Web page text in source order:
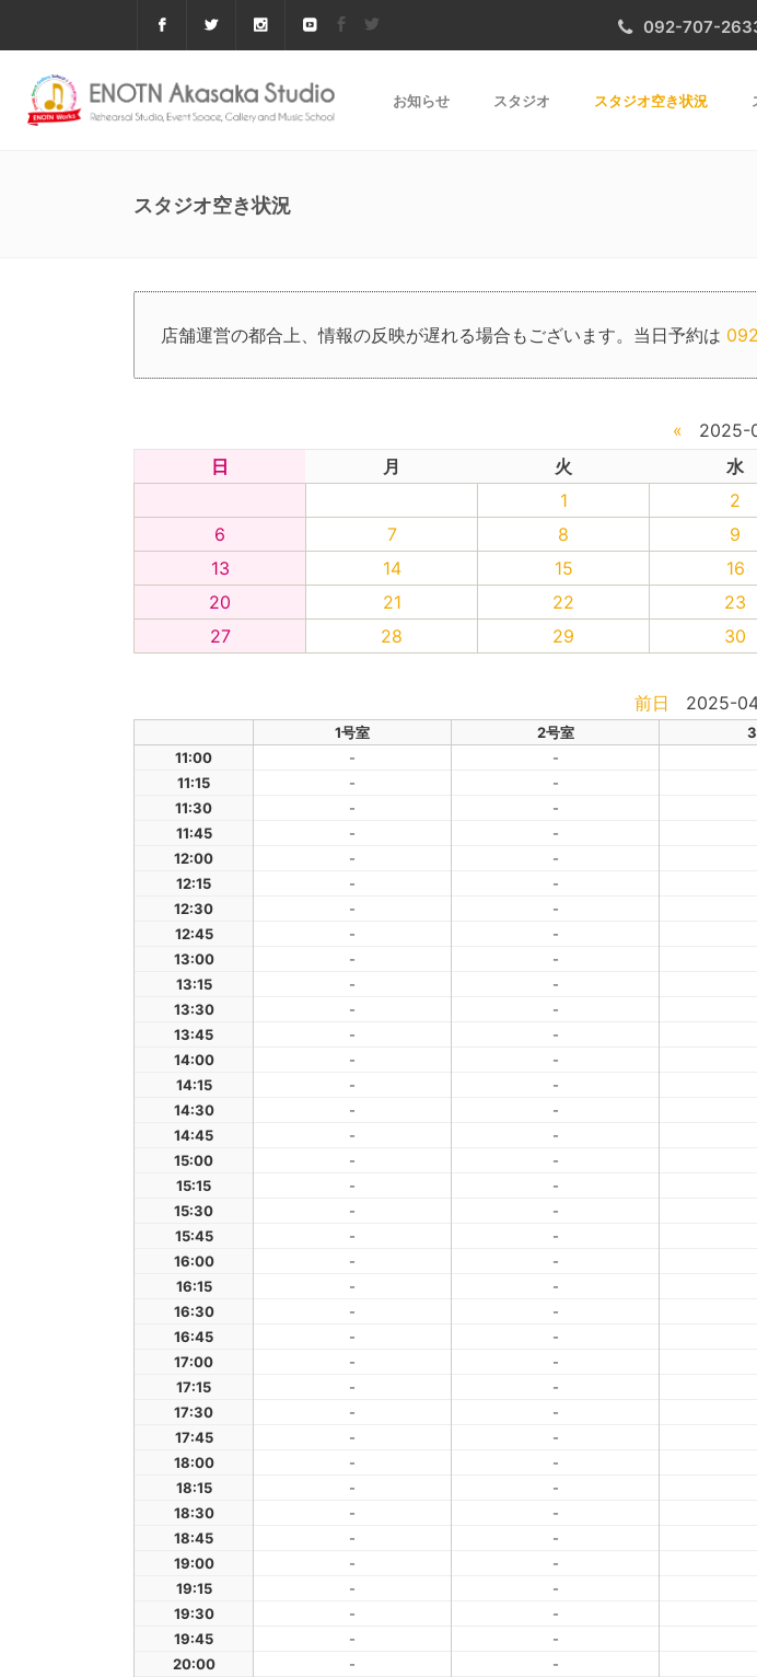
092-707-
お知らせ スタジオ スタジオ空き状況
スタジオ空き状況
店舗運営の都合上、情報の反映が遅れる場合もございます。当日予約は
« 2025-
日 月 火 水
1
2
6
7 8 9
13
14 15 16
20
21 22 23
27
28 29 30
前日 2025-
1号室 2号室
11:00
- -
11:15
- -
11:30
- -
11:45
- -
12:00
- -
12:15
- -
12:30
- -
12:45
- -
13:00
- -
13:15
- -
13:30
- -
13:45
- -
14:00
- -
14:15
- -
14:30
- -
14:45
- -
15:00
- -
15:15
- -
15:30
- -
15:45
- -
16:00
- -
16:15
- -
16:30
- -
16:45
- -
17:00
- -
17:15
- -
17:30
- -
17:45
- -
18:00
- -
18:15
- -
18:30
- -
18:45
- -
19:00
- -
19:15
- -
19:30
- -
19:45
- -
20:00
- -